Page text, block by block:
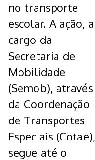
no transporte
escolar. A ação, a
cargo da
Secretaria de
Mobilidade
(Semob), através
da Coordenação
de Transportes
Especiais (Cotae),
segue até o